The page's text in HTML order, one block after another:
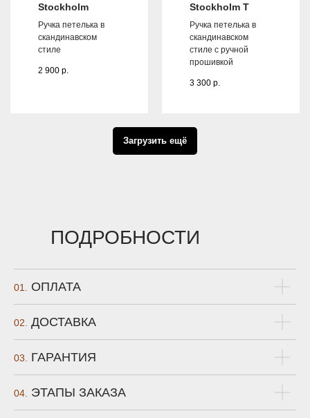
Stockholm
Ручка петелька в
скандинавском
стиле
2 900 р.
Stockholm T
Ручка петелька в
скандинавском
стиле с ручной
прошивкой
3 300 р.
Загрузить ещё
ПОДРОБНОСТИ
01. ОПЛАТА
02. ДОСТАВКА
03. ГАРАНТИЯ
04. ЭТАПЫ ЗАКАЗА